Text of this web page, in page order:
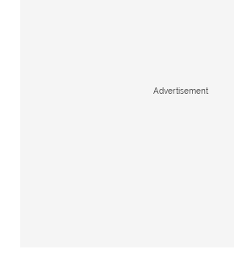
Advertisement